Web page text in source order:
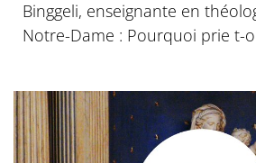
Binggeli, enseignante en
Notre-Dame : Pourquoi prie t-